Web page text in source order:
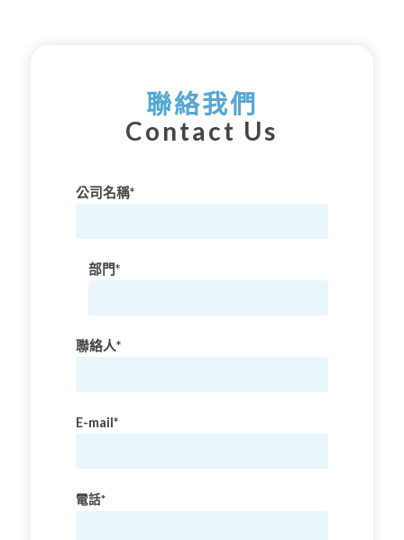
聯絡我們
Contact Us
公司名稱*
部門*
聯絡人*
E-mail*
電話*